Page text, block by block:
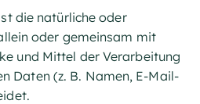
die natürliche oder
oder gemeinsam mit
und Mittel der Verarbeitung
Daten (z. B. Namen, E-Mail-